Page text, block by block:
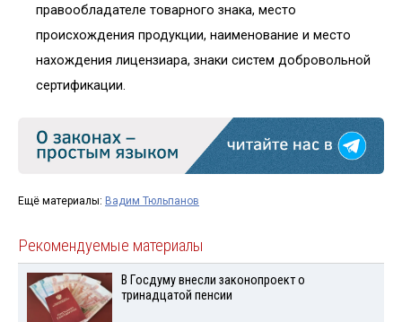
правообладателе товарного знака, место
происхождения продукции, наименование и место
нахождения лицензиара, знаки систем добровольной
сертификации.
Ещё материалы: Вадим Тюльпанов
Рекомендуемые материалы
В Госдуму внесли законопроект о
тринадцатой пенсии